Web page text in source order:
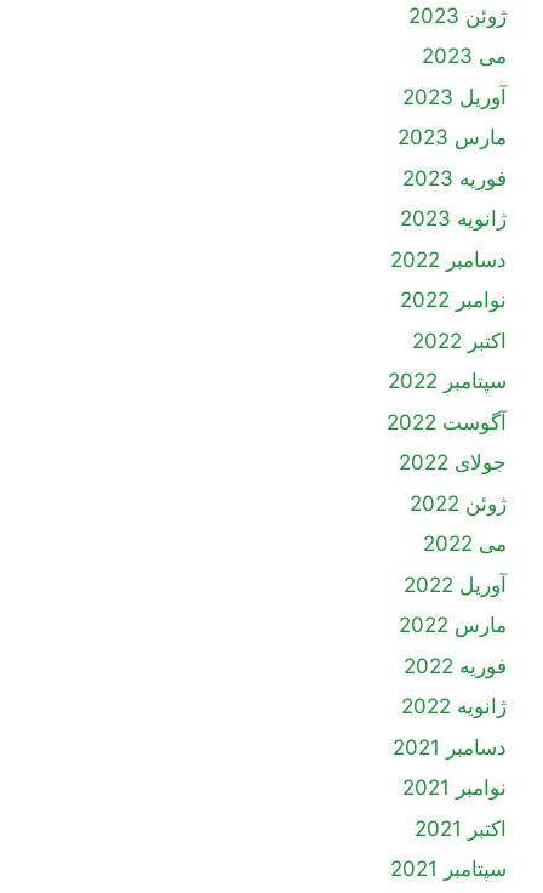
ژوئن 2023
می 2023
آوریل 2023
مارس 2023
فوریه 2023
ژانویه 2023
دسامبر 2022
نوامبر 2022
اکتبر 2022
سپتامبر 2022
آگوست 2022
جولای 2022
ژوئن 2022
می 2022
آوریل 2022
مارس 2022
فوریه 2022
ژانویه 2022
دسامبر 2021
نوامبر 2021
اکتبر 2021
سپتامبر 2021